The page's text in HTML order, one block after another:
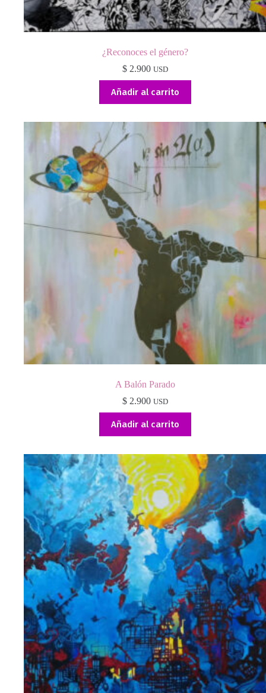
¿Reconoces el género?
$2.900 USD
Añadir al carrito
A Balón Parado
$2.900 USD
Añadir al carrito